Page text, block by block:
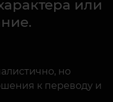
или
но
к переводу и